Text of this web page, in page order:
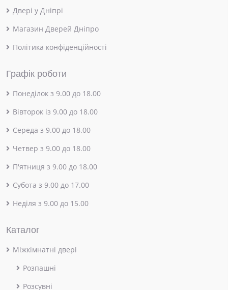
Двері у Дніпрі
Магазин Дверей Дніпро
Політика конфіденційності
Графік роботи
Понеділок з 9.00 до 18.00
Вівторок із 9.00 до 18.00
Середа з 9.00 до 18.00
Четвер з 9.00 до 18.00
П'ятниця з 9.00 до 18.00
Субота з 9.00 до 17.00
Неділя з 9.00 до 15.00
Каталог
Міжкімнатні двері
Розпашні
Розсувні